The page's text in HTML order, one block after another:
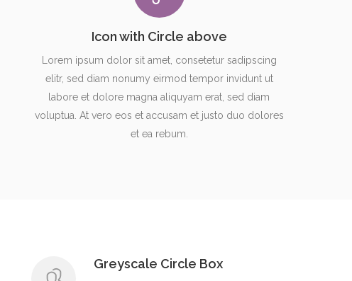
Icon with Circle above
Lorem ipsum dolor sit amet, consetetur sadipscing
elitr, sed diam nonumy eirmod tempor invidunt ut
labore et dolore magna aliquyam erat, sed diam
voluptua. At vero eos et accusam et justo duo dolores
et ea rebum.
Greyscale Circle Box